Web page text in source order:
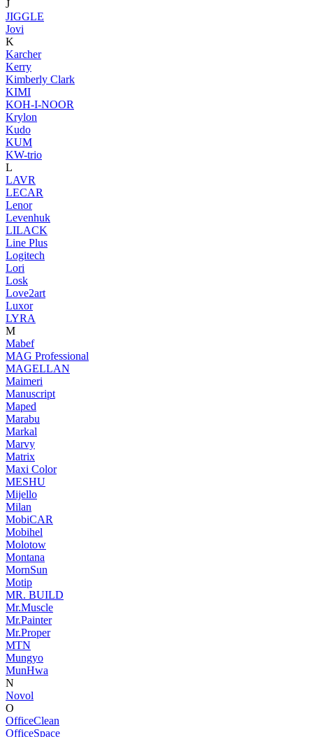
J
JIGGLE
Jovi
K
Karcher
Kerry
Kimberly Clark
KIMI
KOH-I-NOOR
Krylon
Kudo
KUM
KW-trio
L
LAVR
LECAR
Lenor
Levenhuk
LILACK
Line Plus
Logitech
Lori
Losk
Love2art
Luxor
LYRA
M
Mabef
MAG Professional
MAGELLAN
Maimeri
Manuscript
Maped
Marabu
Markal
Marvy
Matrix
Maxi Color
MESHU
Mijello
Milan
MobiCAR
Mobihel
Molotow
Montana
MornSun
Motip
MR. BUILD
Mr.Muscle
Mr.Painter
Mr.Proper
MTN
Mungyo
MunHwa
N
Novol
O
OfficeClean
OfficeSpace